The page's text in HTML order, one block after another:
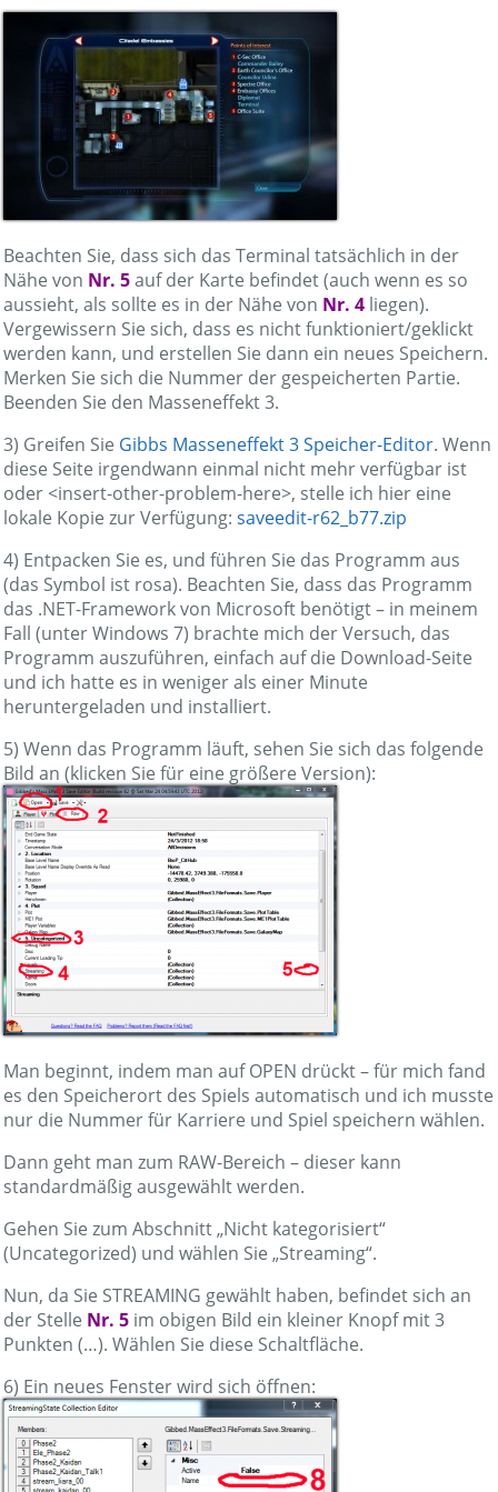
Beachten Sie, dass sich das Terminal tatsächlich in der
Nähe von Nr. 5auf der Karte befindet (auch wenn es so
aussieht, als sollte es in der Nähe von Nr. 4 liegen).
Vergewissern Sie sich, dass es nicht funktioniert/geklickt
werden kann, und erstellen Sie dann ein neues Speichern.
Merken Sie sich die Nummer der gespeicherten Partie.
Beenden Sie den Masseneffekt 3.
3) Greifen Sie Gibbs Masseneffekt 3 Speicher-Editor. Wenn
diese Seite irgendwann einmal nicht mehr verfügbar ist
oder <insert-other-problem-here>, stelle ich hier eine
lokale Kopie zur Verfügung:saveedit-r62_b77.zip
4) Entpacken Sie es, und führen Sie das Programm aus
(das Symbol ist rosa). Beachten Sie, dass das Programm
das .NET-Framework von Microsoft benötigt – in meinem
Fall (unter Windows 7) brachte mich der Versuch, das
Programm auszuführen, einfach auf die Download-Seite
und ich hatte es in weniger als einer Minute
heruntergeladen und installiert.
5) Wenn das Programm läuft, sehen Sie sich das folgende
Bild an (klicken Sie für eine größere Version):
Man beginnt, indem man auf OPEN drückt – für mich fand
es den Speicherort des Spiels automatisch und ich musste
nur die Nummer für Karriere und Spiel speichern wählen.
Dann geht man zum RAW-Bereich – dieser kann
standardmäßig ausgewählt werden.
Gehen Sie zum Abschnitt „Nicht kategorisiert“
(Uncategorized) und wählen Sie „Streaming“.
Nun, da Sie STREAMING gewählt haben, befindet sich an
der Stelle Nr. 5 im obigen Bild ein kleiner Knopf mit 3
Punkten (…). Wählen Sie diese Schaltfläche.
6) Ein neues Fenster wird sich öffnen: